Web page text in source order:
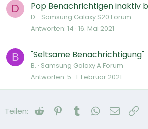
D Pop Benachrichtigen inaktiv
D. Samsung Galaxy S20 Forum
Antworten 14 16. Mai 2021
B "Seltsame Benachrichtigung"
B. Samsung Galaxy A Forum
Antworten 5 1. Februar 2021
Teilen: Reddit Pinterest
Tumblr WhatsApp
E-Mail